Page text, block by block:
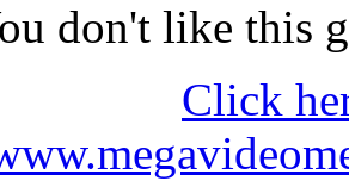
don't like this
Click